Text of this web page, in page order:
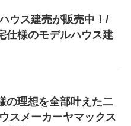
ウス建売が販売中！/
仕様のモデルハウス建
の理想を全部叶えた二
スメーカーヤマックス